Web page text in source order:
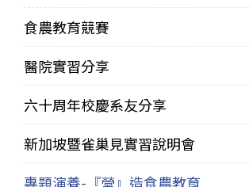
食農教育競賽
醫院實習分享
六十周年校慶系友分享
新加坡暨雀巢見實習說明會
專題演養-『營』造食農教育